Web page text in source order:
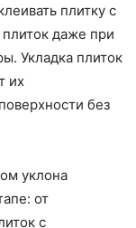
плитку с
даже при
Укладка плиток
их
без
уклона
от
с